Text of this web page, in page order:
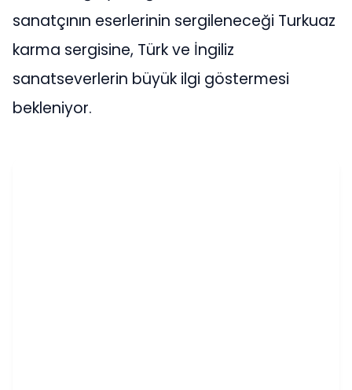
sanatçının eserlerinin sergileneceği Turkuaz
karma sergisine, Türk ve İngiliz
sanatseverlerin büyük ilgi göstermesi
bekleniyor.